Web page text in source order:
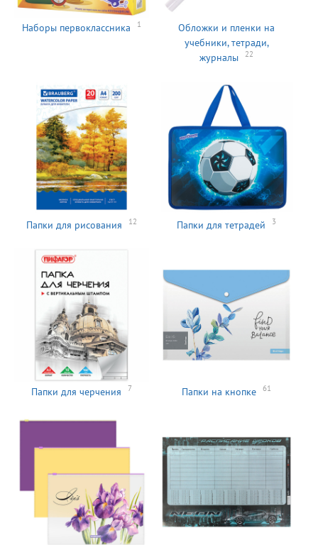
Наборы первоклассника 1
Обложки и пленки на
учебники, тетради,
журналы
22
Папки для рисования 12 Папки для тетрадей 3
Папки для черчения 7 Папки на кнопке 61